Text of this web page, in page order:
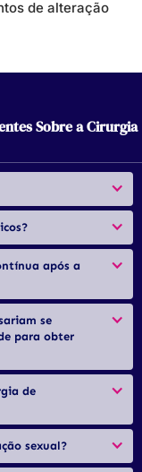
de alteração
Sobre a Cirurgia
após a
se
para obter
de
sexual?